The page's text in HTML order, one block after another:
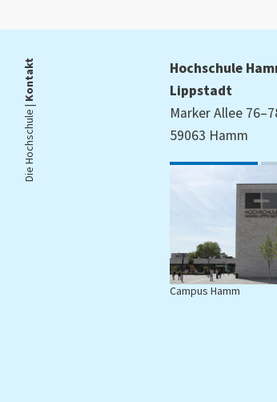
Die Hochschule |
Kontakt
Hochschule
Lippstadt
Marker Allee
59063 Hamm
Campus Hamm